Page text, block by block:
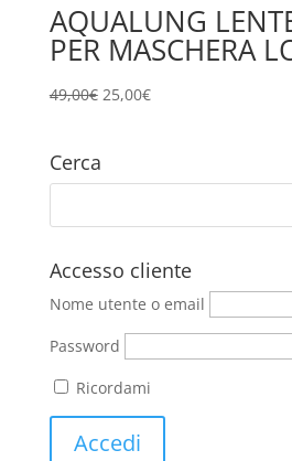
AQUALUNG
PER MASCHERA
49,00€ Il
25,00€Il
Cerca
Accesso cliente
Nome utente o email
Password
Ricordami